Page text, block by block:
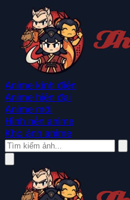
Anime kinh điển
Anime hiện đại
Anime mới
Hình nền anime
Kho ảnh anime